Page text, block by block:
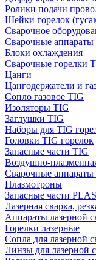
Ролики подачи
Шейки горелок
Сварочное
Сварочные аппараты
Блоки охлаждения
Сварочные горелки
Цанги
Цангодержатели и
Сопло газовое TIG
Изоляторы TIG
Заглушки TIG
Наборы для TIG
Головки TIG горелок
Запасные части TIG
Воздушно-
Сварочные
Плазмотроны
Запасные части
Лазерная сварка,
Аппараты лазерной
Горелки лазерные
Сопла для лазерной
Линзы для лазерной